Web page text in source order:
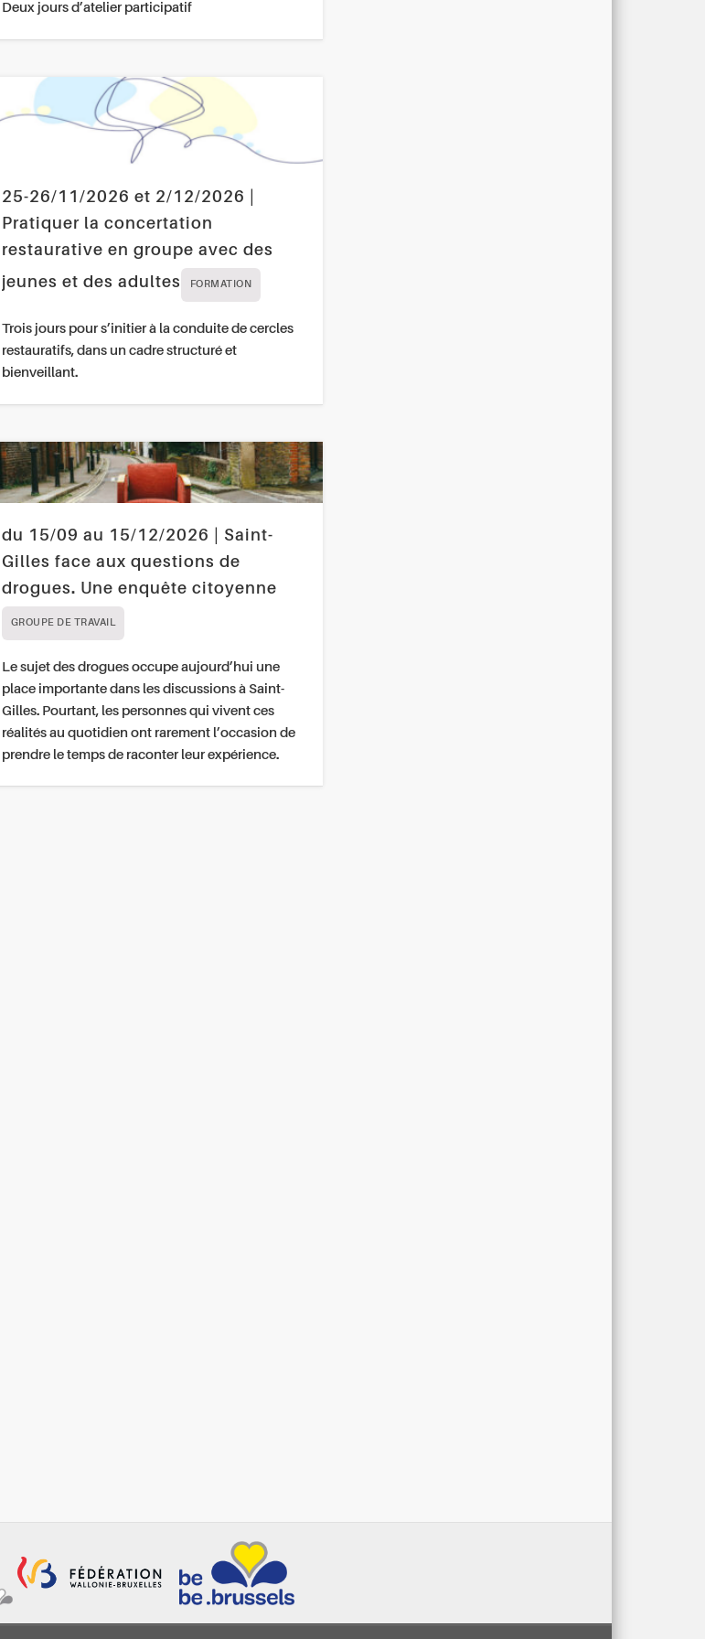
Deux jours d’atelier participatif
25-26/11/2026 et 2/12/2026 |
Pratiquer la concertation
restaurative en groupe avec des
jeunes et des adultes
FORMATION
Trois jours pour s’initier à la conduite de cercles
restauratifs, dans un cadre structuré et
bienveillant.
du 15/09 au 15/12/2026 | Saint-
Gilles face aux questions de
drogues. Une enquête citoyenne
GROUPE DE TRAVAIL
Le sujet des drogues occupe aujourd’hui une
place importante dans les discussions à Saint-
Gilles. Pourtant, les personnes qui vivent ces
réalités au quotidien ont rarement l’occasion de
prendre le temps de raconter leur expérience.